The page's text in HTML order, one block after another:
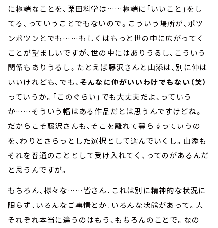
に極端なことを、栗田科学は……極端に「いいこと」をし
てる、っていうことでもないので。こういう場所が、ポツ
ンポツンとでも……もしくはもっと世の中に広がってく
ことが望ましいですが、世の中にはありうるし、こういう
関係もありうるし。たとえば藤沢さんと山添は、別に仲は
いいけれども、でも、 そんなに仲がいいわけでもない（笑）
っていうか。「このぐらい」でも大丈夫だよ、っていう
か……そういう幅はある作品だとは思うんですけどね。
だからこそ藤沢さんも、そこを離れて暮らすっていうの
を、わりとさらっとした選択として選んでいくし。山添も
それを普通のこととして受け入れてく、ってのがあるんだ
と思うんですが。
もちろん、様々な……皆さん、これは別に精神的な状況に
限らず、いろんなご事情とか、いろんな状態があって。人
それぞれ本当に違うのはもう、もちろんのことで。なの